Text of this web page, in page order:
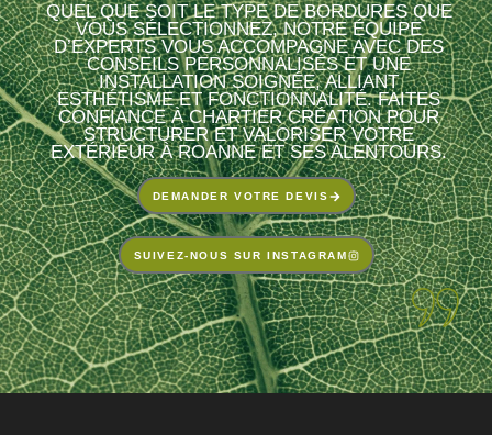
QUEL QUE SOIT LE TYPE DE BORDURES QUE
VOUS SÉLECTIONNEZ, NOTRE ÉQUIPE
D’EXPERTS VOUS ACCOMPAGNE AVEC DES
CONSEILS PERSONNALISÉS ET UNE
INSTALLATION SOIGNÉE, ALLIANT
ESTHÉTISME ET FONCTIONNALITÉ. FAITES
CONFIANCE À CHARTIER CRÉATION POUR
STRUCTURER ET VALORISER VOTRE
EXTÉRIEUR À ROANNE ET SES ALENTOURS.
DEMANDER VOTRE DEVIS
SUIVEZ-NOUS SUR INSTAGRAM